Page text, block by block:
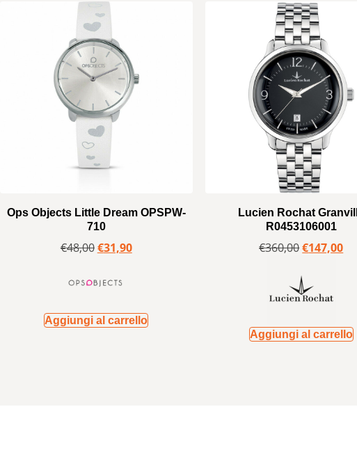
Ops Objects Little Dream OPSPW-
710
€48,00€31,90
Aggiungi al carrello
Lucien Rochat
R0453106001
€360,00€147,00
Aggiungi al carrello